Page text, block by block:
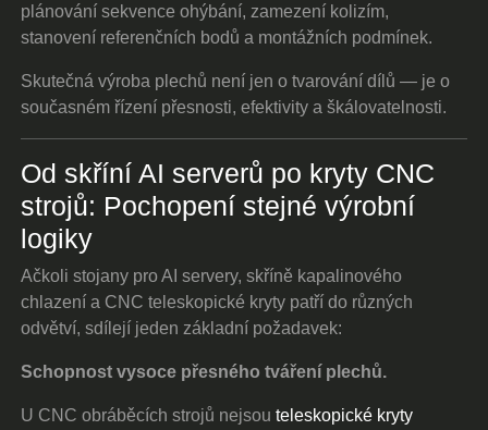
plánování sekvence ohýbání, zamezení kolizím,
stanovení referenčních bodů a montážních podmínek.
Skutečná výroba plechů není jen o tvarování dílů — je o
současném řízení přesnosti, efektivity a škálovatelnosti.
Od skříní AI serverů po kryty CNC
strojů: Pochopení stejné výrobní
logiky
Ačkoli stojany pro AI servery, skříně kapalinového
chlazení a CNC teleskopické kryty patří do různých
odvětví, sdílejí jeden základní požadavek:
Schopnost vysoce přesného tváření plechů.
U CNC obráběcích strojů nejsouteleskopické kryty